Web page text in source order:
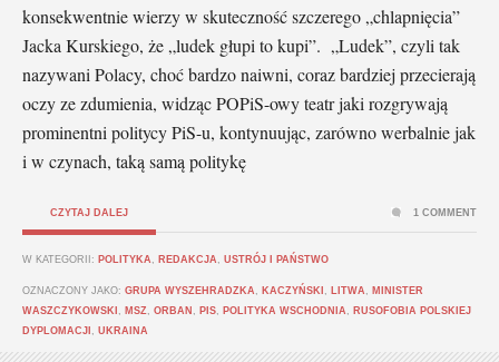
konsekwentnie wierzy w skuteczność szczerego „chlapnięcia”
Jacka Kurskiego, że „ludek głupi to kupi”. „Ludek”, czyli tak
nazywani Polacy, choć bardzo naiwni, coraz bardziej przecierają
oczy ze zdumienia, widząc POPiS-owy teatr jaki rozgrywają
prominentni politycy PiS-u, kontynuując, zarówno werbalnie jak
i w czynach, taką samą politykę
CZYTAJ DALEJ
W KATEGORII: POLITYKA REDAKCJA USTRÓJ I PAŃSTWO
OZNACZONY JAKO: GRUPA WYSZEHRADZKA KACZYŃSKI LITWA
MINISTER
WASZCZYKOWSKI
MSZ ORBAN PIS POLITYKA WSCHODNIA
RUSOFOBIA POLSKIEJ
DYPLOMACJI
UKRAINA
1 COMMENT